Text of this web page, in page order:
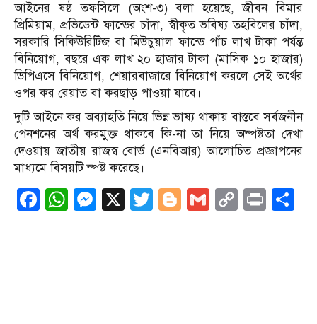
আইনের ষষ্ঠ তফসিলে (অংশ-৩) বলা হয়েছে, জীবন বিমার
প্রিমিয়াম, প্রভিডেন্ট ফান্ডের চাঁদা, স্বীকৃত ভবিষ্য তহবিলের চাঁদা,
সরকারি সিকিউরিটিজ বা মিউচুয়াল ফান্ডে পাঁচ লাখ টাকা পর্যন্ত
বিনিয়োগ, বছরে এক লাখ ২০ হাজার টাকা (মাসিক ১০ হাজার)
ডিপিএসে বিনিয়োগ, শেয়ারবাজারে বিনিয়োগ করলে সেই অর্থের
ওপর কর রেয়াত বা করছাড় পাওয়া যাবে।
দুটি আইনে কর অব্যাহতি নিয়ে ভিন্ন ভাষ্য থাকায় বাস্তবে সর্বজনীন
পেনশনের অর্থ করমুক্ত থাকবে কি-না তা নিয়ে অস্পষ্টতা দেখা
দেওয়ায় জাতীয় রাজস্ব বোর্ড (এনবিআর) আলোচিত প্রজ্ঞাপনের
মাধ্যমে বিসয়টি স্পষ্ট করেছে।
Facebook
WhatsApp
Messenger
X Twitter
Blogger
GmailCopy
Print